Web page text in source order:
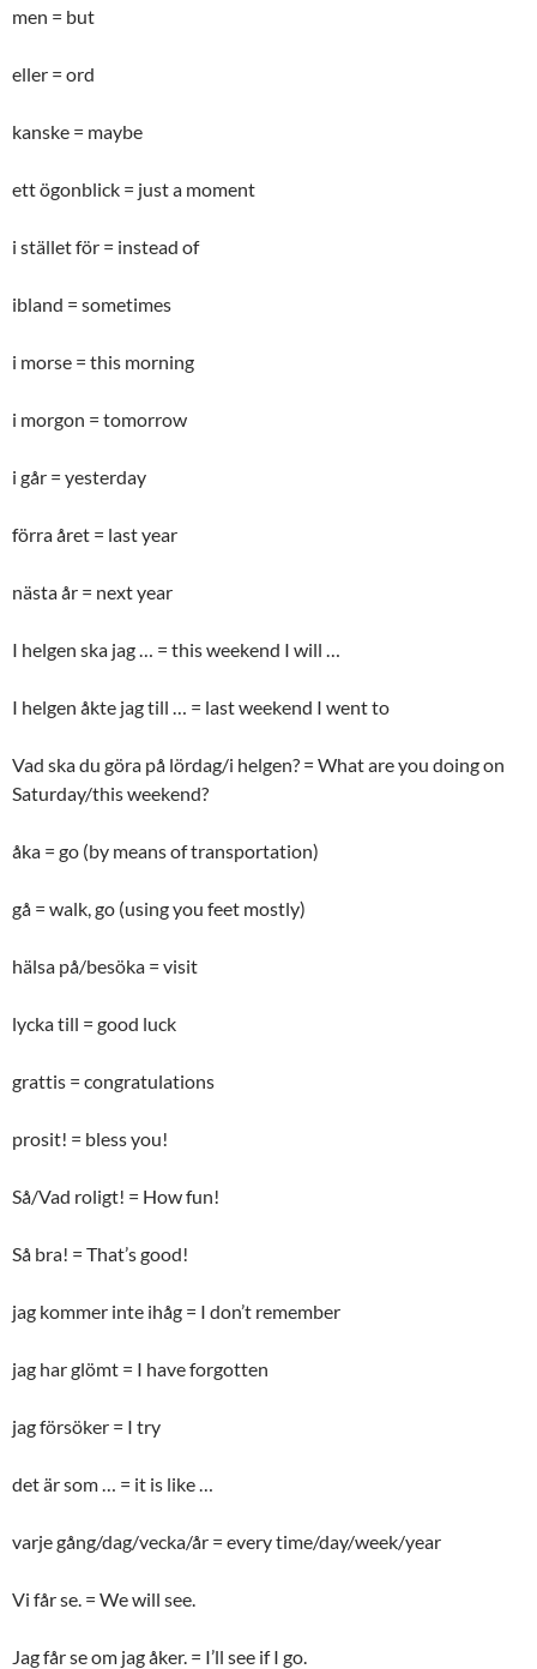
men = but
eller = ord
kanske = maybe
ett ögonblick = just a moment
i stället för = instead of
ibland = sometimes
i morse = this morning
i morgon = tomorrow
i går = yesterday
förra året = last year
nästa år = next year
I helgen ska jag … = this weekend I will …
I helgen åkte jag till … = last weekend I went to
Vad ska du göra på lördag/i helgen? = What are you doing on
Saturday/this weekend?
åka = go (by means of transportation)
gå = walk, go (using you feet mostly)
hälsa på/besöka = visit
lycka till = good luck
grattis = congratulations
prosit! = bless you!
Så/Vad roligt! = How fun!
Så bra! = That’s good!
jag kommer inte ihåg = I don’t remember
jag har glömt = I have forgotten
jag försöker = I try
det är som … = it is like …
varje gång/dag/vecka/år = every time/day/week/year
Vi får se. = We will see.
Jag får se om jag åker. = I’ll see if I go.